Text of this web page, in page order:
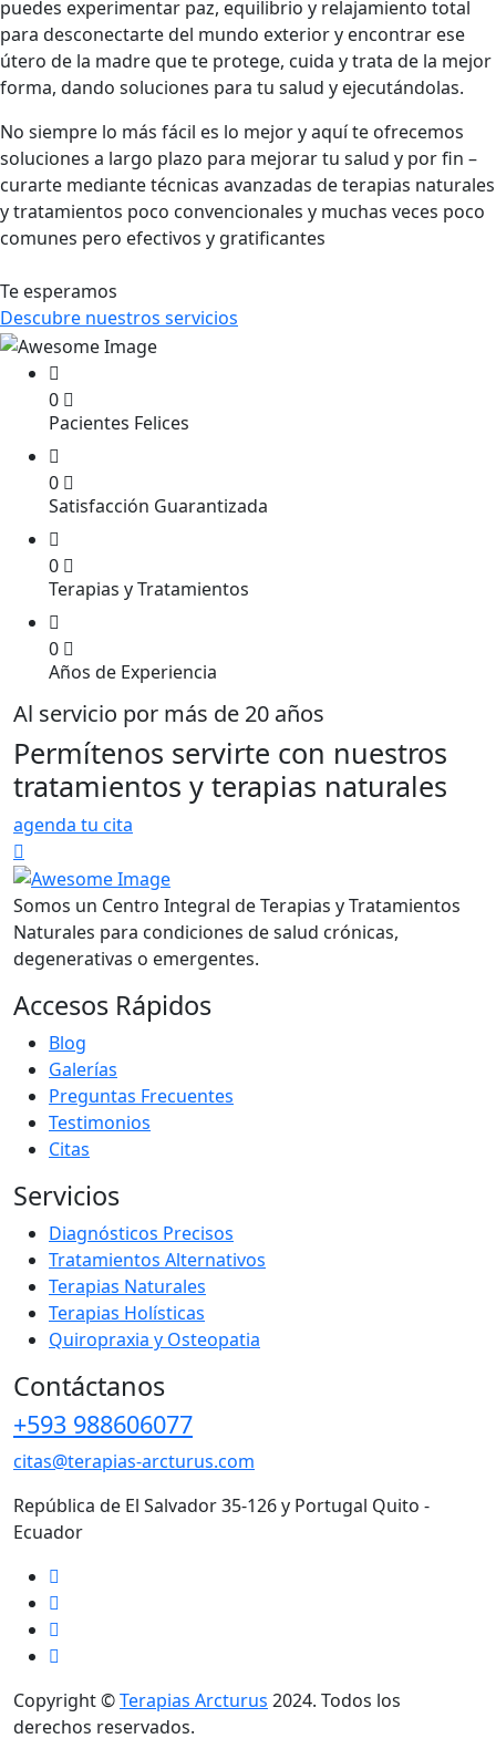
puedes experimentar paz, equilibrio y relajamiento total
para desconectarte del mundo exterior y encontrar ese
útero de la madre que te protege, cuida y trata de la mejor
forma, dando soluciones para tu salud y ejecutándolas.
No siempre lo más fácil es lo mejor y aquí te ofrecemos
soluciones a largo plazo para mejorar tu salud y por fin –
curarte mediante técnicas avanzadas de terapias naturales
y tratamientos poco convencionales y muchas veces poco
comunes pero efectivos y gratificantes
Te esperamos
Descubre nuestros servicios
0
Pacientes Felices
0
Satisfacción Guarantizada
0
Terapias y Tratamientos
0
Años de Experiencia
Al servicio por más de 20 años
Permítenos servirte con nuestros
tratamientos y terapias naturales
agenda tu cita
Somos un Centro Integral de Terapias y Tratamientos
Naturales para condiciones de salud crónicas,
degenerativas o emergentes.
Accesos Rápidos
Blog
Galerías
Preguntas Frecuentes
Testimonios
Citas
Servicios
Diagnósticos Precisos
Tratamientos Alternativos
Terapias Naturales
Terapias Holísticas
Quiropraxia y Osteopatia
Contáctanos
+593 988606077
citas@terapias-arcturus.com
República de El Salvador 35-126 y Portugal Quito -
Ecuador
Copyright ©Terapias Arcturus 2024. Todos los
derechos reservados.